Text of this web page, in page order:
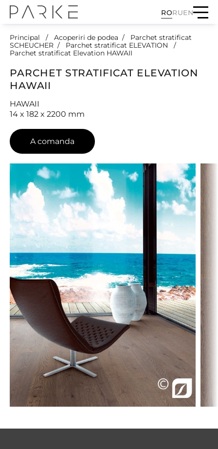
RORUEN
Principal Acoperiri de podea
Parchet stratificat
SCHEUCHER
Parchet stratificat ELEVATION
Parchet stratificat Elevation HAWAII
PARCHET STRATIFICAT ELEVATION
HAWAII
HAWAII
14 x 182 x 2200 mm
A comanda